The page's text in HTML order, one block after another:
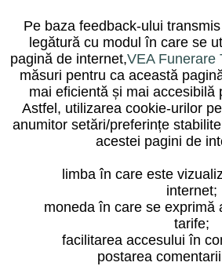
Pe baza feedback-ului
legătură cu modul în care se
pagină de internet,VEA Funerare
măsuri pentru ca această
mai eficientă și mai accesibilă
Astfel, utilizarea cookie-urilor
anumitor setări/preferințe
acestei pagini de
limba în care este
internet;
moneda în care se exprimă
tarife;
facilitarea accesului în
postarea